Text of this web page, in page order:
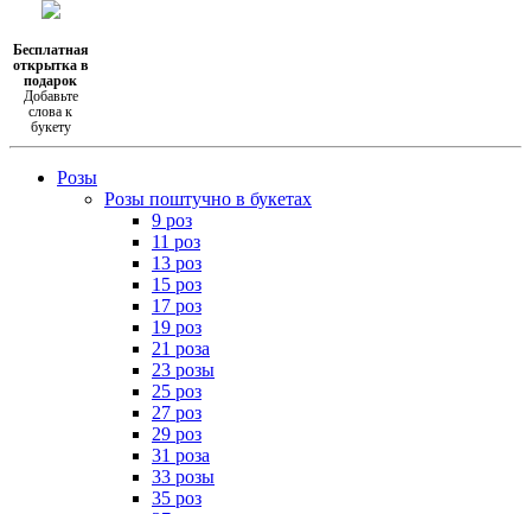
Бесплатная
открытка в
подарок
Добавьте
слова к
букету
Розы
Розы поштучно в букетах
9 роз
11 роз
13 роз
15 роз
17 роз
19 роз
21 роза
23 розы
25 роз
27 роз
29 роз
31 роза
33 розы
35 роз